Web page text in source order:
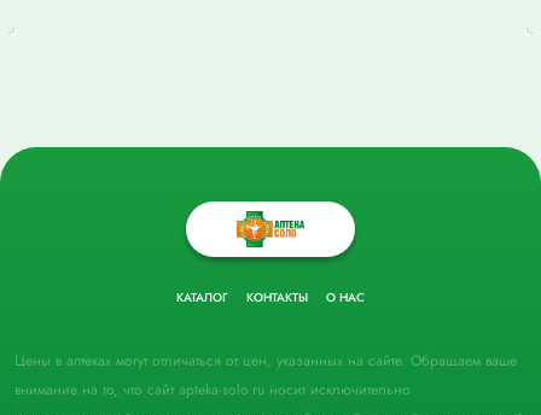
КАТАЛОГ КОНТАКТЫ О НАС
Цены в аптеках могут отличаться от цен, указанных на сайте. Обращаем ваше
внимание на то, что сайт apteka-solo.ru носит исключительно